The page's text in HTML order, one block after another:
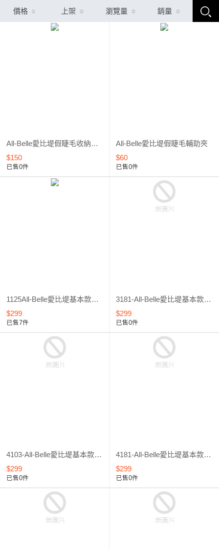
價格 上架 瀏覽量 銷量
All-Belle愛比堤假睫毛收納鏡盒
$150
已售0件
All-Belle愛比堤假睫毛輔助夾
$60
已售0件
1125All-Belle愛比堤基本款假睫毛#D1125
$299
已售7件
3181-All-Belle愛比堤基本款假睫毛#D3181
$299
已售0件
4103-All-Belle愛比堤基本款假睫毛#D4103
$299
已售0件
4181-All-Belle愛比堤基本款假睫毛#D4181
$299
已售0件